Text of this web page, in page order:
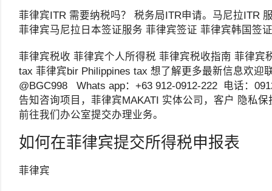
菲律宾ITR 需要纳税吗？ 税务局ITR申请。马尼拉ITR
菲律宾马尼拉日本签证服务 菲律宾签证 菲律宾韩国签
菲律宾税收 菲律宾个人所得税 菲律宾税收指南 菲律宾
tax 菲律宾bir Philippines tax 想了解更多最新信息欢迎
@BGC998 Whats app：+63 912-0912-222 电话：
告知咨询项目，菲律宾MAKATI 实体公司，客户 隐私
前往我们办公室提交办理业务。
如何在菲律宾提交所得税申报表
菲律宾